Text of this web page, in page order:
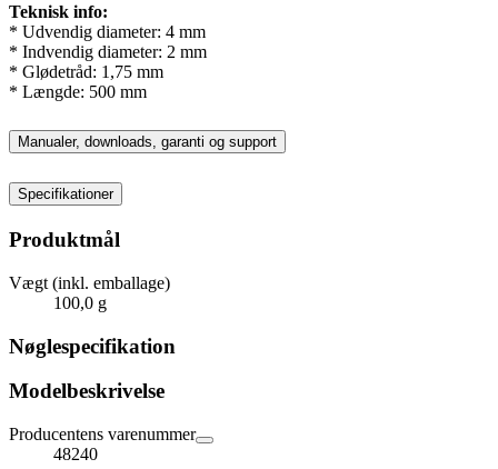
Teknisk info:
* Udvendig diameter: 4 mm
* Indvendig diameter: 2 mm
* Glødetråd: 1,75 mm
* Længde: 500 mm
Manualer, downloads, garanti og support
Specifikationer
Produktmål
Vægt (inkl. emballage)
100,0 g
Nøglespecifikation
Modelbeskrivelse
Producentens varenummer
48240